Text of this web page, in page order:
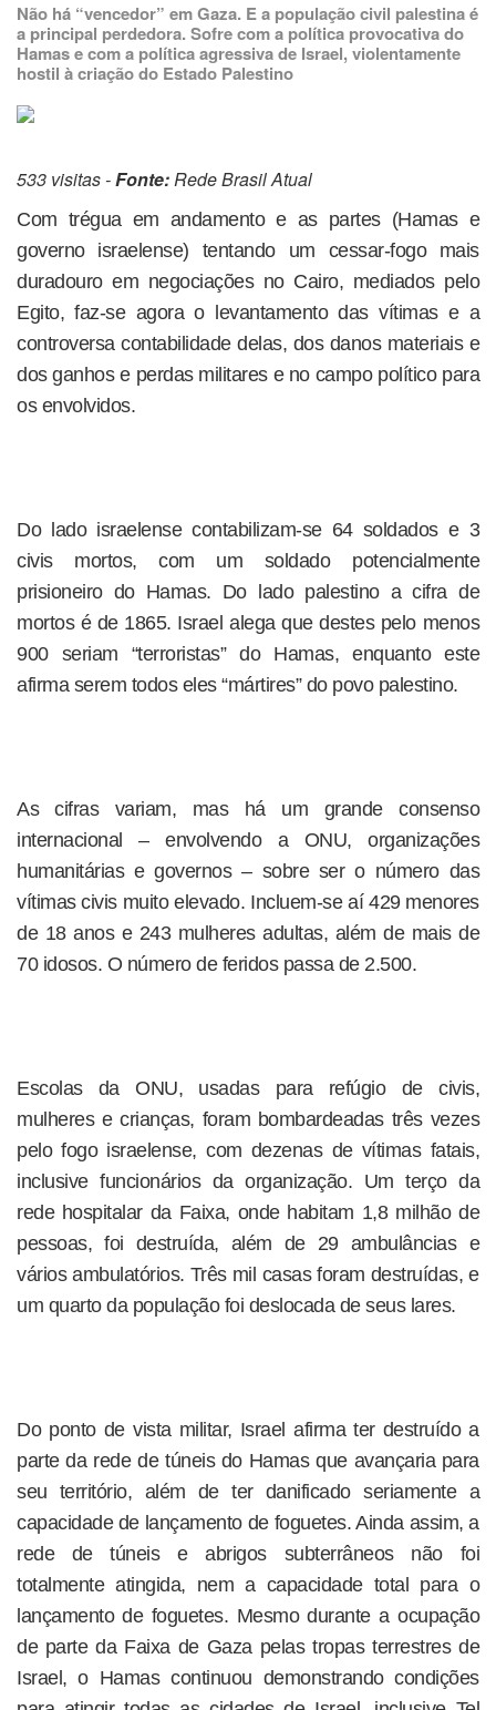
Não há “vencedor” em Gaza. E a população civil palestina é
a principal perdedora. Sofre com a política provocativa do
Hamas e com a política agressiva de Israel, violentamente
hostil à criação do Estado Palestino
533 visitas -Fonte:Rede Brasil Atual
Com trégua em andamento e as partes (Hamas e
governo israelense) tentando um cessar-fogo mais
duradouro em negociações no Cairo, mediados pelo
Egito, faz-se agora o levantamento das vítimas e a
controversa contabilidade delas, dos danos materiais e
dos ganhos e perdas militares e no campo político para
os envolvidos.
Do lado israelense contabilizam-se 64 soldados e 3
civis mortos, com um soldado potencialmente
prisioneiro do Hamas. Do lado palestino a cifra de
mortos é de 1865. Israel alega que destes pelo menos
900 seriam “terroristas” do Hamas, enquanto este
afirma serem todos eles “mártires” do povo palestino.
As cifras variam, mas há um grande consenso
internacional – envolvendo a ONU, organizações
humanitárias e governos – sobre ser o número das
vítimas civis muito elevado. Incluem-se aí 429 menores
de 18 anos e 243 mulheres adultas, além de mais de
70 idosos. O número de feridos passa de 2.500.
Escolas da ONU, usadas para refúgio de civis,
mulheres e crianças, foram bombardeadas três vezes
pelo fogo israelense, com dezenas de vítimas fatais,
inclusive funcionários da organização. Um terço da
rede hospitalar da Faixa, onde habitam 1,8 milhão de
pessoas, foi destruída, além de 29 ambulâncias e
vários ambulatórios. Três mil casas foram destruídas, e
um quarto da população foi deslocada de seus lares.
Do ponto de vista militar, Israel afirma ter destruído a
parte da rede de túneis do Hamas que avançaria para
seu território, além de ter danificado seriamente a
capacidade de lançamento de foguetes. Ainda assim, a
rede de túneis e abrigos subterrâneos não foi
totalmente atingida, nem a capacidade total para o
lançamento de foguetes. Mesmo durante a ocupação
de parte da Faixa de Gaza pelas tropas terrestres de
Israel, o Hamas continuou demonstrando condições